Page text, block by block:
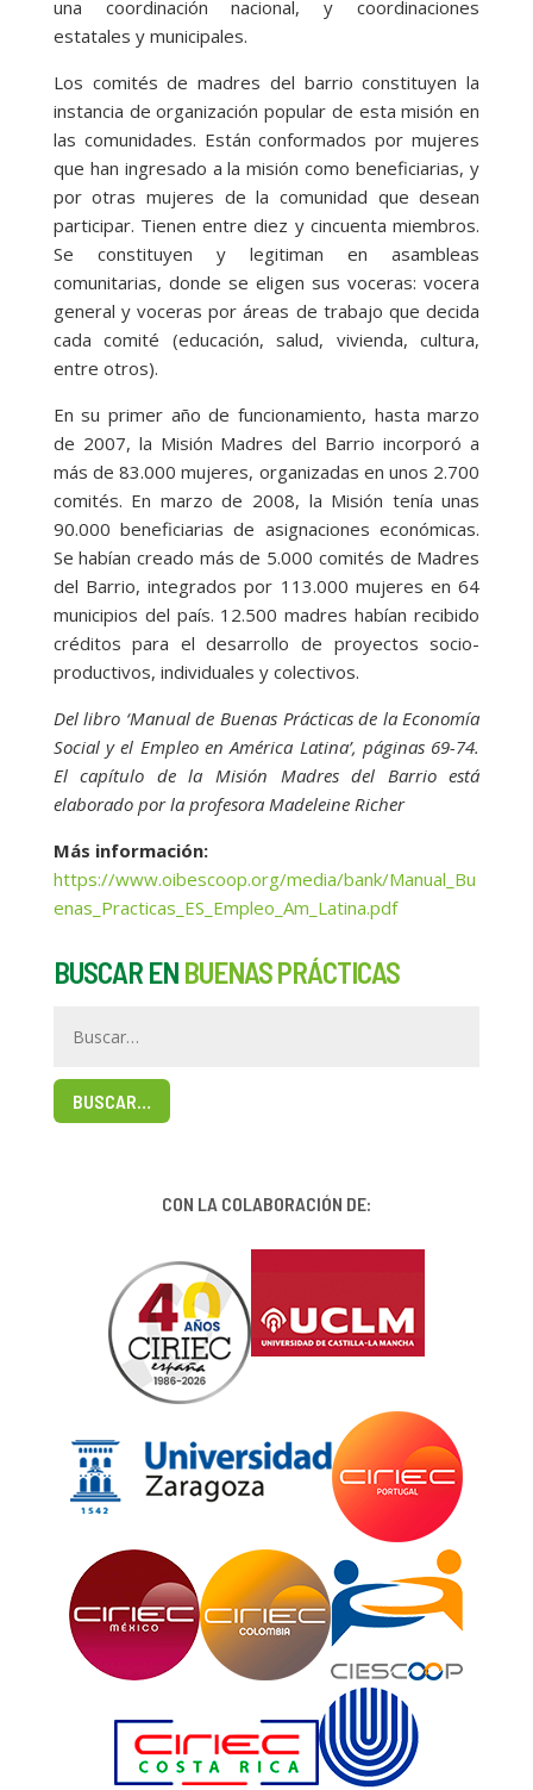
una coordinación nacional, y coordinaciones
estatales y municipales.
Los comités de madres del barrio constituyen la
instancia de organización popular de esta misión en
las comunidades. Están conformados por mujeres
que han ingresado a la misión como beneficiarias, y
por otras mujeres de la comunidad que desean
participar. Tienen entre diez y cincuenta miembros.
Se constituyen y legitiman en asambleas
comunitarias, donde se eligen sus voceras: vocera
general y voceras por áreas de trabajo que decida
cada comité (educación, salud, vivienda, cultura,
entre otros).
En su primer año de funcionamiento, hasta marzo
de 2007, la Misión Madres del Barrio incorporó a
más de 83.000 mujeres, organizadas en unos 2.700
comités. En marzo de 2008, la Misión tenía unas
90.000 beneficiarias de asignaciones económicas.
Se habían creado más de 5.000 comités de Madres
del Barrio, integrados por 113.000 mujeres en 64
municipios del país. 12.500 madres habían recibido
créditos para el desarrollo de proyectos socio-
productivos, individuales y colectivos.
Del libro ‘Manual de Buenas Prácticas de la Economía
Social y el Empleo en América Latina’, páginas 69-74.
El capítulo de la Misión Madres del Barrio está
elaborado por la profesora Madeleine Richer
Más información:
https://www.oibescoop.org/media/bank/Manual_Bu
enas_Practicas_ES_Empleo_Am_Latina.pdf
BUSCAR EN BUENAS PRÁCTICAS
BUSCAR…
CON LA COLABORACIÓN DE: